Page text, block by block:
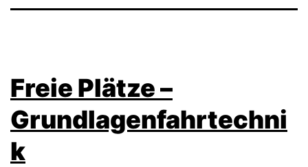
Freie Plätze –
Grundlagenfahrtechni
k